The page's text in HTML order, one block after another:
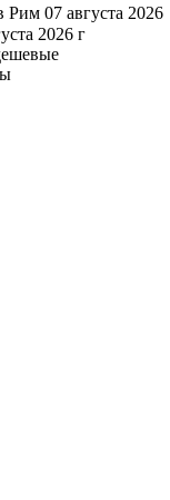
Рим 07 августа 2026
2026 г